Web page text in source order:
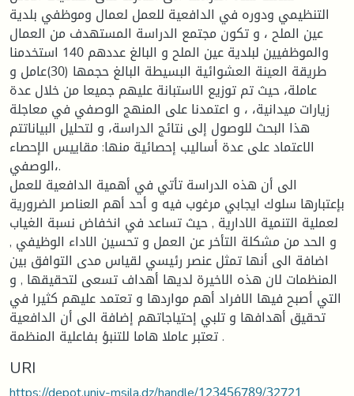
التنظيمي ودوره في الدافعية للعمل لعمال وموظفي بلدية
عين الملح ، و تكون مجتمع الدراسة المستهدف من العمال
والموظفيين لبلدية عين الملح و البالغ عددهم 140 استخدمنا
طريقة العينة العشوائية البسيطة البالغ حجمها (30)عامل و
عاملة، حيث تم توزيع الاستبانة عليهم جميعا من خلال عدة
زيارات ميدانية، ، و اعتمدنا على المنهج الوصفي في معاجلة
هذا البحث للوصول إلى نتائج الدراسة، و لتحليل البياناتتم
الاعتماد على عدة أساليب إحصائية منها: مقاييس الإحصاء
الوصفي،.
الى أن هذه الدراسة تأتي في أهمية الدافعية للعمل
بإعتبارها سلوك ايجابي مرغوب فيه و أحد أهم العناصر الضرورية
لعملية التنمية الادارية , حيث تساعد في انخفاض نسبة الغياب
و الحد من مشكلة التأخر عن العمل و تحسين الاداء الوظيفي ,
اضافة الى أنها تمثل عنصر رئيسي لقياس مدى التوافق بين
المنظمات لان هذه الاخيرة لديها أهداف تسعى لتحقيقها , و
التي أصبح فيها الافراد أهم مواردها و تعتمد عليهم كثيرا في
تحقيق أهدافها و تلبي إحتياجاتهم إضافة الى أن الدافعية
تعتبر عاملا هاما للتنبؤ بفاعلية المنظمة .
URI